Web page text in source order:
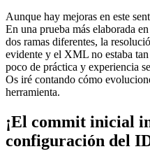
Aunque hay mejoras en este
En una prueba más elaborada
dos ramas diferentes, la
evidente y el XML no estaba
poco de práctica y experiencia
Os iré contando cómo
herramienta.
¡El commit inicial
configuración del